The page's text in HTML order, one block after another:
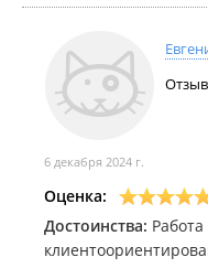
6 декабря 2024 г.
Оценка:
Достоинства: